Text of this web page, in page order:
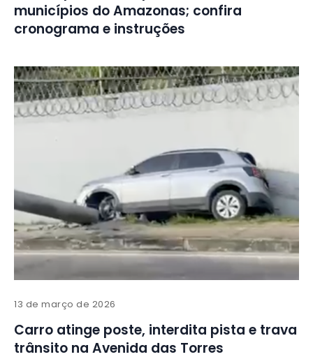
municípios do Amazonas; confira
cronograma e instruções
13 de março de 2026
Carro atinge poste, interdita pista e trava
trânsito na Avenida das Torres